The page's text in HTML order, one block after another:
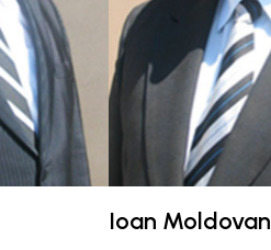
Ioan Moldovan